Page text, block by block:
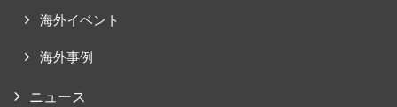
海外イベント
海外事例
ニュース